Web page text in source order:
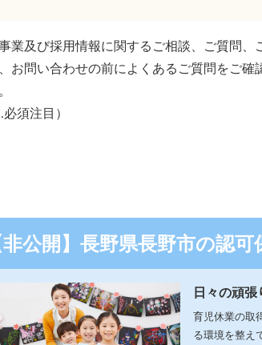
業及び採用情報に関するご相談、ご質問、
お問い合わせの前によくあるご質問をご
須注目）
公開】長野県長野市の認可
日々の頑張
育児休業の取
る環境を整え